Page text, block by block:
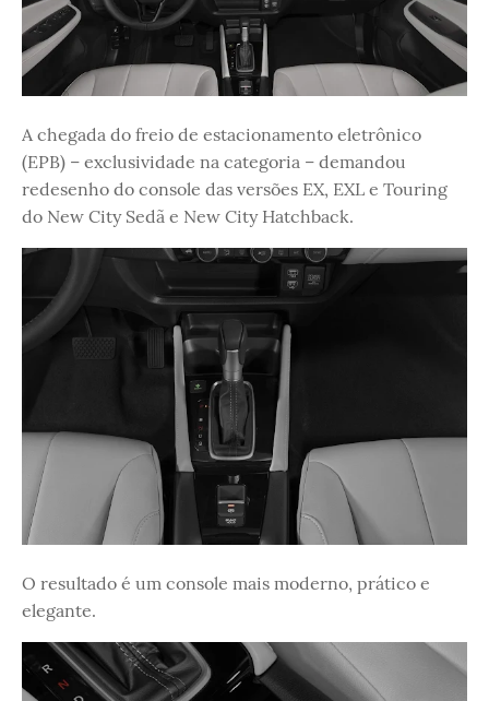
A chegada do freio de estacionamento eletrônico
(EPB) – exclusividade na categoria – demandou
redesenho do console das versões EX, EXL e Touring
do New City Sedã e New City Hatchback.
O resultado é um console mais moderno, prático e
elegante.